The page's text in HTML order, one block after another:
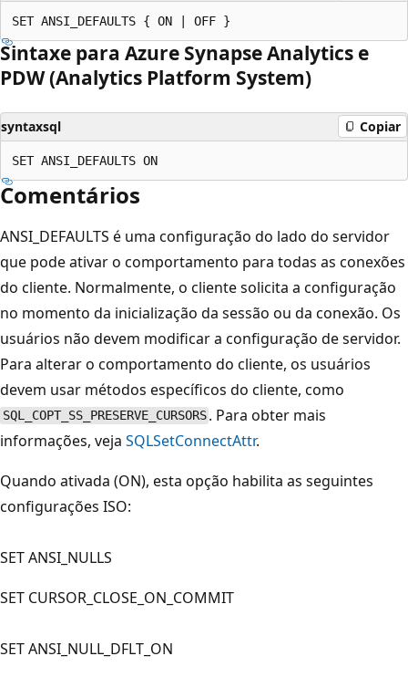
Sintaxe para Azure Synapse Analytics e
PDW (Analytics Platform System)
syntaxsql Copiar
Comentários
ANSI_DEFAULTS é uma configuração do lado do servidor
que pode ativar o comportamento para todas as conexões
do cliente. Normalmente, o cliente solicita a configuração
no momento da inicialização da sessão ou da conexão. Os
usuários não devem modificar a configuração de servidor.
Para alterar o comportamento do cliente, os usuários
devem usar métodos específicos do cliente, como
SQL_COPT_SS_PRESERVE_CURSORS . Para obter mais
informações, veja SQLSetConnectAttr.
Quando ativada (ON), esta opção habilita as seguintes
configurações ISO:
SET ANSI_NULLS
SET CURSOR_CLOSE_ON_COMMIT
SET ANSI_NULL_DFLT_ON